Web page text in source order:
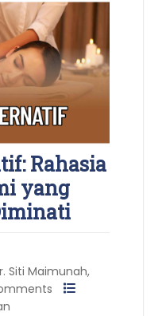
Rahasia
yang
Siti Maimunah,